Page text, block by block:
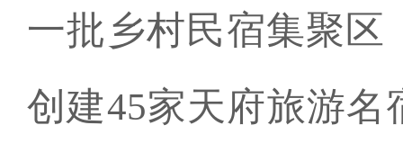
一批乡村民宿集聚区
创建45家天府旅游